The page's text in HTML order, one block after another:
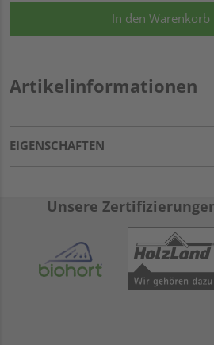
In den Warenkorb
Artikelinformationen
EIGENSCHAFTEN
Unsere